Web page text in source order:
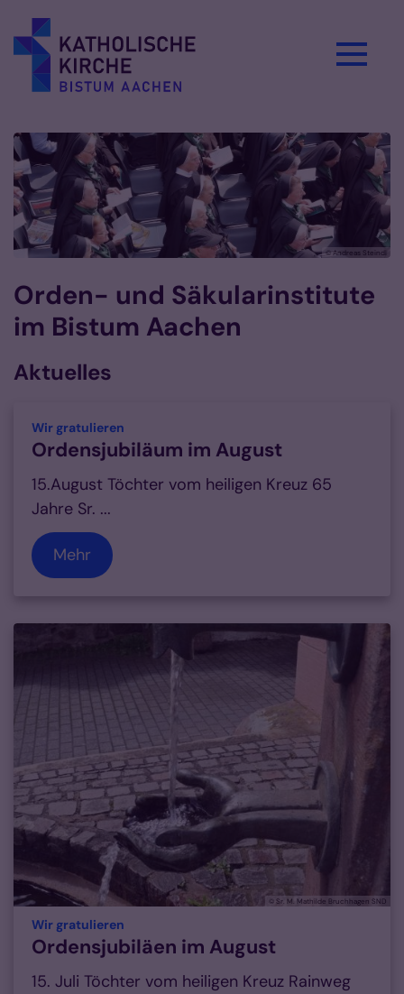
© Andreas Steindl
Orden- und Säkularinstitute
im Bistum Aachen
Aktuelles
Wir gratulieren
Ordensjubiläum im August
15.August Töchter vom heiligen Kreuz 65
Jahre Sr. ...
Mehr
© Sr. M. Mathilde Bruchhagen SND
Wir gratulieren
Ordensjubiläen im August
15. Juli Töchter vom heiligen Kreuz Rainweg